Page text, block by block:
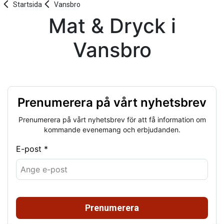
Startsida Vansbro
Mat & Dryck i
Vansbro
Prenumerera på vårt nyhetsbrev
Prenumerera på vårt nyhetsbrev för att få information om
kommande evenemang och erbjudanden.
E-post *
Prenumerera